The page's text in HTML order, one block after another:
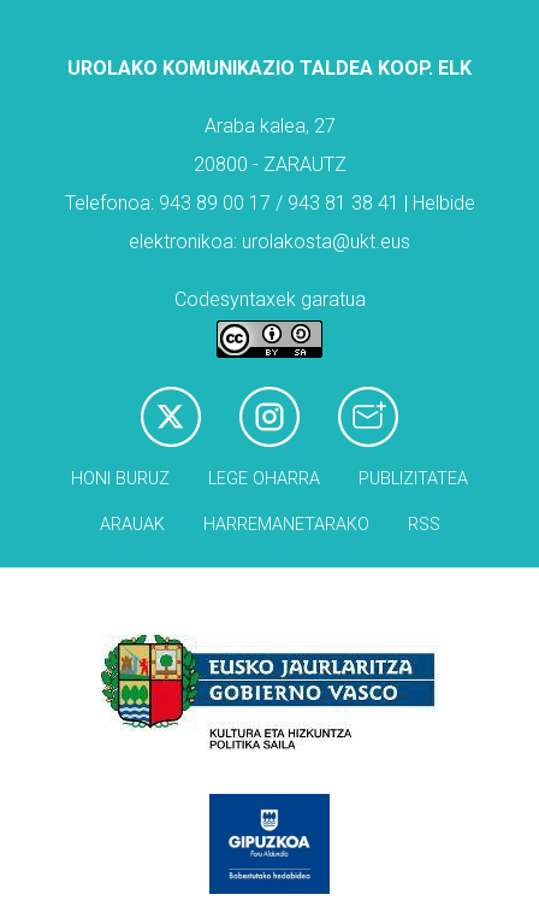
UROLAKO KOMUNIKAZIO TALDEA KOOP. ELK
Araba kalea, 27
20800 - ZARAUTZ
Telefonoa: 943 89 00 17 / 943 81 38 41 | Helbide
elektronikoa: urolakosta@ukt.eus
Codesyntaxek garatua
HONI BURUZ LEGE OHARRA PUBLIZITATEA
ARAUAK HARREMANETARAKO RSS